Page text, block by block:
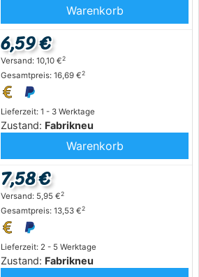
Warenkorb
Lieferzeit: 1 - 3 Werktage
Zustand: Fabrikneu
6,59 €
Versand: 10,10 €2
Gesamtpreis: 16,69 €2
Warenkorb
Lieferzeit: 2 - 5 Werktage
Zustand: Fabrikneu
7,58 €
Versand: 5,95 €2
Gesamtpreis: 13,53 €2